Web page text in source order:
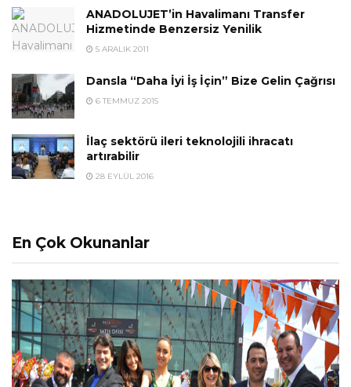
ANADOLUJET’in Havalimanı Transfer
Hizmetinde Benzersiz Yenilik
5 ARALIK 2011
Dansla “Daha İyi İş İçin” Bize Gelin Çağrısı
6 TEMMUZ 2015
İlaç sektörü ileri teknolojili ihracatı
artırabilir
28 EYLÜL 2016
En Çok Okunanlar